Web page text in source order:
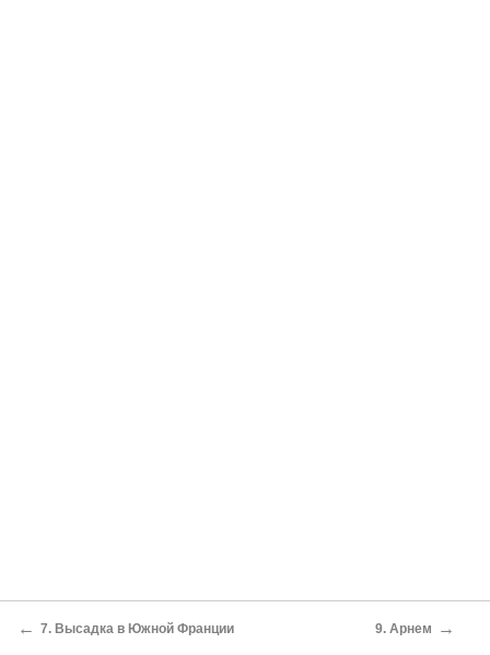
← 7. Высадка в Южной Франции 9. Арнем →